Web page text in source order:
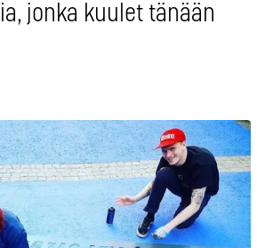
jonka kuulet tänään